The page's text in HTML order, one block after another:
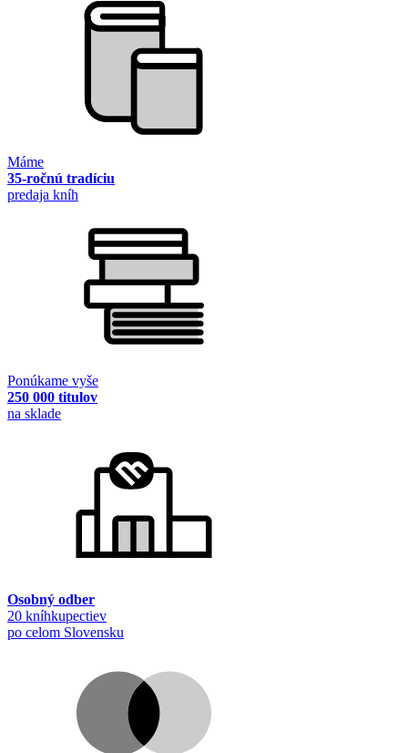
Máme
35-ročnú tradíciu
predaja kníh
Ponúkame vyše
250 000 titulov
na sklade
Osobný odber
20 kníhkupectiev
po celom Slovensku